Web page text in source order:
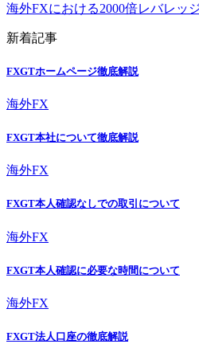
海外FXにおける2000倍レバレッ
新着記事
FXGTホームページ徹底解説
海外FX
FXGT本社について徹底解説
海外FX
FXGT本人確認なしでの取引について
海外FX
FXGT本人確認に必要な時間について
海外FX
FXGT法人口座の徹底解説